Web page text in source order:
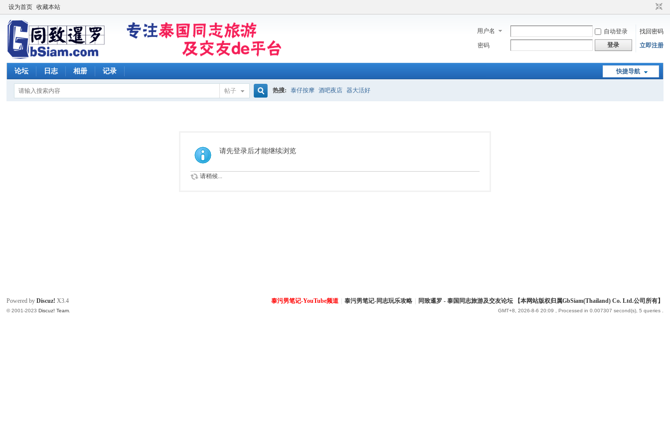
设为首页 收藏本站
用户名 自动登录
找回密码
密码
登录 立即注册
快捷导航
论坛 日志 相册 记录
帖子
索
热搜: 泰仔按摩 酒吧夜店 器大活好
请先登录后才能继续浏览
请稍候...
泰污男笔记-YouTube频道 泰污男笔记-同志玩乐攻略 同致暹罗 - 泰国同志旅游及交友论坛 【本网站版权归属GbSiam(Thailand) Co. Ltd.公司所有】
GMT+8, 2026-8-6 20:09 , Processed in 0.007307 second(s), 5 queries .
Powered byDiscuz! X3.4
© 2001-2023Discuz! Team